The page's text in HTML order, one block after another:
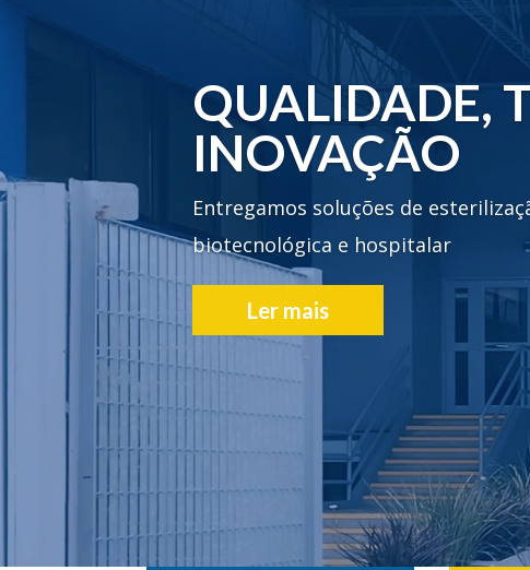
QUALIDADE,
INOVAÇÃO
Entregamos soluções de
biotecnológica e hospitalar
Ler mais